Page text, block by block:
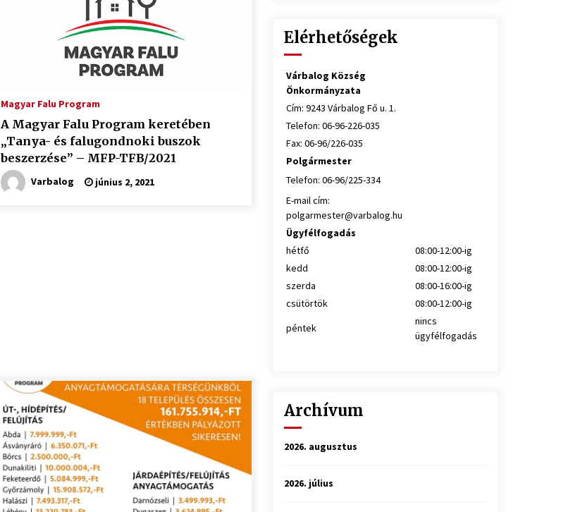
Magyar Falu Program
A Magyar Falu Program keretében
„Tanya- és falugondnoki buszok
beszerzése” – MFP-TFB/2021
Varbalog június 2, 2021
Elérhetőségek
Várbalog Község
Önkormányzata
Cím: 9243 Várbalog Fő u. 1.
Telefon: 06-96-226-035
Fax: 06-96/226-035
Polgármester
Telefon: 06-96/225-334
E-mail cím:
polgarmester@varbalog.hu
Ügyfélfogadás
hétfő
08:00-12:00-ig
kedd
08:00-12:00-ig
szerda
08:00-16:00-ig
csütörtök
08:00-12:00-ig
péntek
nincs
ügyfélfogadás
Archívum
2026. augusztus
2026. július